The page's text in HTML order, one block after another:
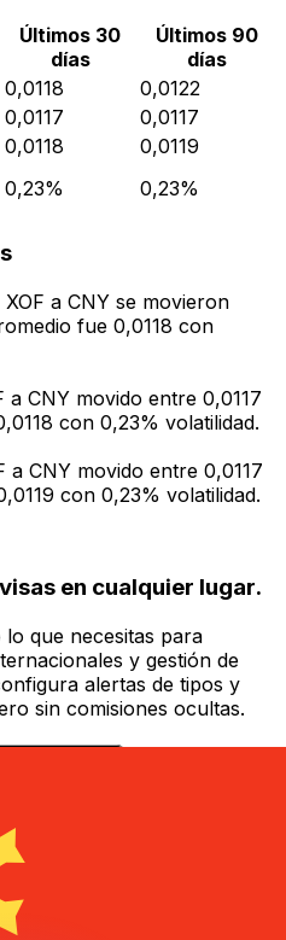
Últimos 30
días
Últimos 90
días
0,0118
0,0122
0,0117
0,0117
0,0118
0,0119
0,23% 0,23%
a CNY se movieron
fue 0,0118 con
a CNY movido entre 0,0117
con 0,23% volatilidad.
a CNY movido entre 0,0117
con 0,23% volatilidad.
en cualquier lugar.
que necesitas para
y gestión de
alertas de tipos y
sin comisiones ocultas.